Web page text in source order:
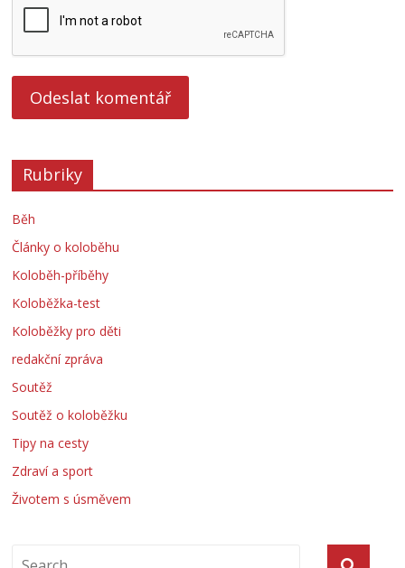
Rubriky
Běh
Články o koloběhu
Koloběh-příběhy
Koloběžka-test
Koloběžky pro děti
redakční zpráva
Soutěž
Soutěž o koloběžku
Tipy na cesty
Zdraví a sport
Životem s úsměvem